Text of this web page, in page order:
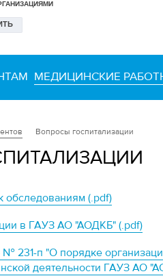
МЕДИЦИНСКИЕ
Вопросы госпитализации
обследованиям (.pdf)
в ГАУЗ АО "АОДКБ" (.pdf)
231-п "О порядке
деятельности ГАУЗ АО